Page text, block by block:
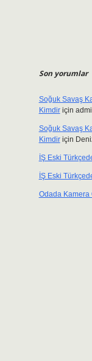
Son yorumlar
Soğuk Savaş
Kimdiriçin
Soğuk Savaş
Kimdiriçin
İŞ Eski
İŞ Eski
Odada Kamera